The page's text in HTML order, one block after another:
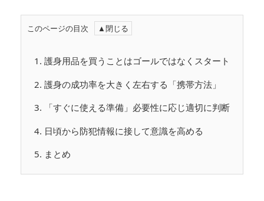
このページの目次
1. 護身用品を買うことはゴールではなくスタート
2. 護身の成功率を大きく左右する「携帯方法」
3. 「すぐに使える準備」必要性に応じ適切に判断
4. 日頃から防犯情報に接して意識を高める
5. まとめ